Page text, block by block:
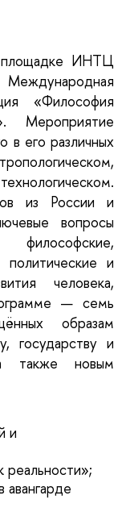
площадке ИНТЦ
«Философия
Мероприятие
в его различных
из России и
вопросы
политические и
человека,
— семь
образам
государству и
а также новым
и